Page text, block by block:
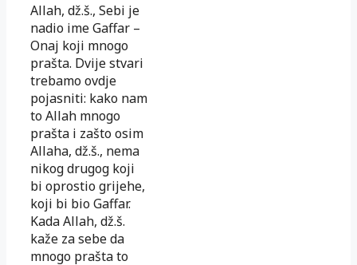
Allah, dž.š., Sebi je
nadio ime Gaffar –
Onaj koji mnogo
prašta. Dvije stvari
trebamo ovdje
pojasniti: kako nam
to Allah mnogo
prašta i zašto osim
Allaha, dž.š., nema
nikog drugog koji
bi oprostio grijehe,
koji bi bio Gaffar.
Kada Allah, dž.š.
kaže za sebe da
mnogo prašta to